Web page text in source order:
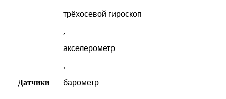
Датчики
трёхосевой гироскоп
,
акселерометр
,
барометр